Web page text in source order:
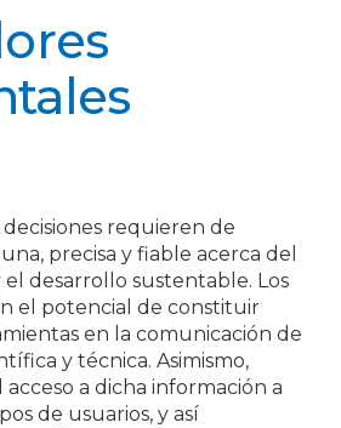
requieren de
precisa y fiable acerca del
desarrollo sustentable. Los
el potencial de constituir
en la comunicación de
y técnica. Asimismo,
a dicha información a
de usuarios, y así